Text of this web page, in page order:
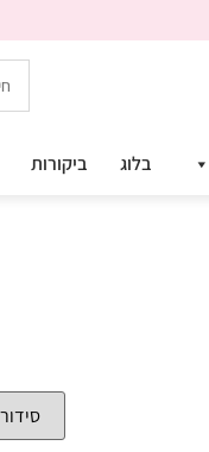
בלוג ביקורות